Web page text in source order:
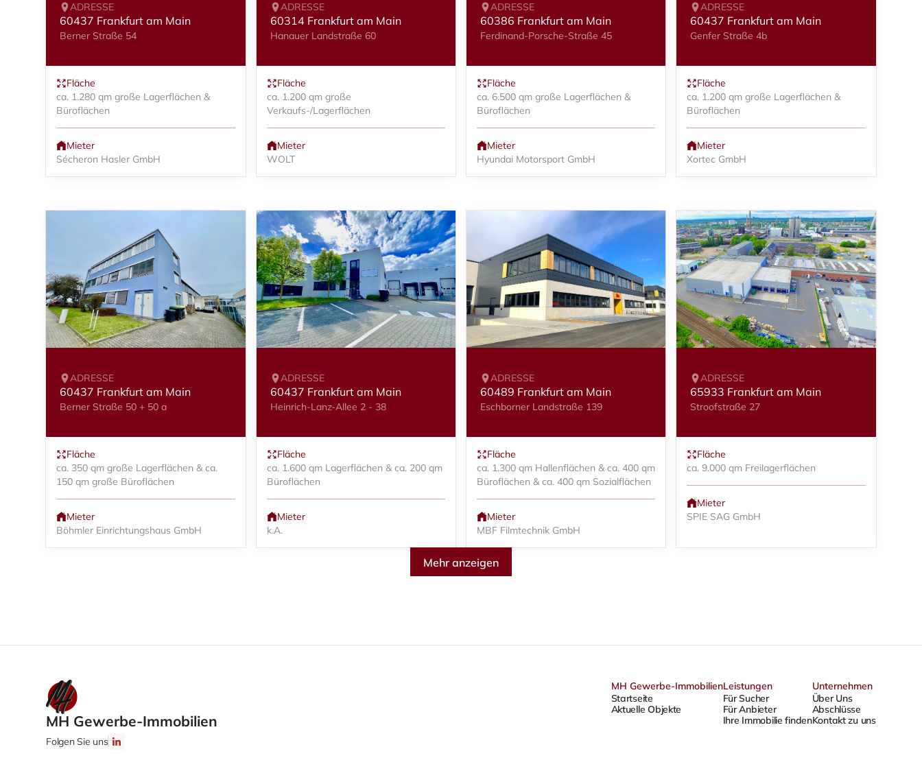
ADRESSE
60437 Frankfurt am Main
Berner Straße 54
Fläche
ca. 1.280 qm große Lagerflächen &
Büroflächen
Mieter
Sécheron Hasler GmbH
ADRESSE
60314 Frankfurt am Main
Hanauer Landstraße 60
Fläche
ca. 1.200 qm große
Verkaufs-/Lagerflächen
Mieter
WOLT
ADRESSE
60386 Frankfurt am Main
Ferdinand-Porsche-Straße 45
Fläche
ca. 6.500 qm große Lagerflächen &
Büroflächen
Mieter
Hyundai Motorsport GmbH
ADRESSE
60437 Frankfurt am Main
Genfer Straße 4b
Fläche
ca. 1.200 qm große Lagerflächen &
Büroflächen
Mieter
Xortec GmbH
ADRESSE
60437 Frankfurt am Main
Berner Straße 50 + 50 a
Fläche
ca. 350 qm große Lagerflächen & ca.
150 qm große Büroflächen
Mieter
Böhmler Einrichtungshaus GmbH
ADRESSE
60437 Frankfurt am Main
Heinrich-Lanz-Allee 2 - 38
Fläche
ca. 1.600 qm Lagerflächen & ca. 200 qm
Büroflächen
Mieter
k.A.
ADRESSE
60489 Frankfurt am Main
Eschborner Landstraße 139
Fläche
ca. 1.300 qm Hallenflächen & ca. 400 qm
Büroflächen & ca. 400 qm Sozialflächen
Mieter
MBF Filmtechnik GmbH
ADRESSE
65933 Frankfurt am Main
Stroofstraße 27
Fläche
ca. 9.000 qm Freilagerflächen
Mieter
SPIE SAG GmbH
Mehr anzeigen
MH Gewerbe-Immobilien
Folgen Sie uns
MH Gewerbe-Immobilien
Startseite
Aktuelle Objekte
Leistungen
Für Sucher
Für Anbieter
Ihre Immobilie finden
Unternehmen
Über Uns
Abschlüsse
Kontakt zu uns